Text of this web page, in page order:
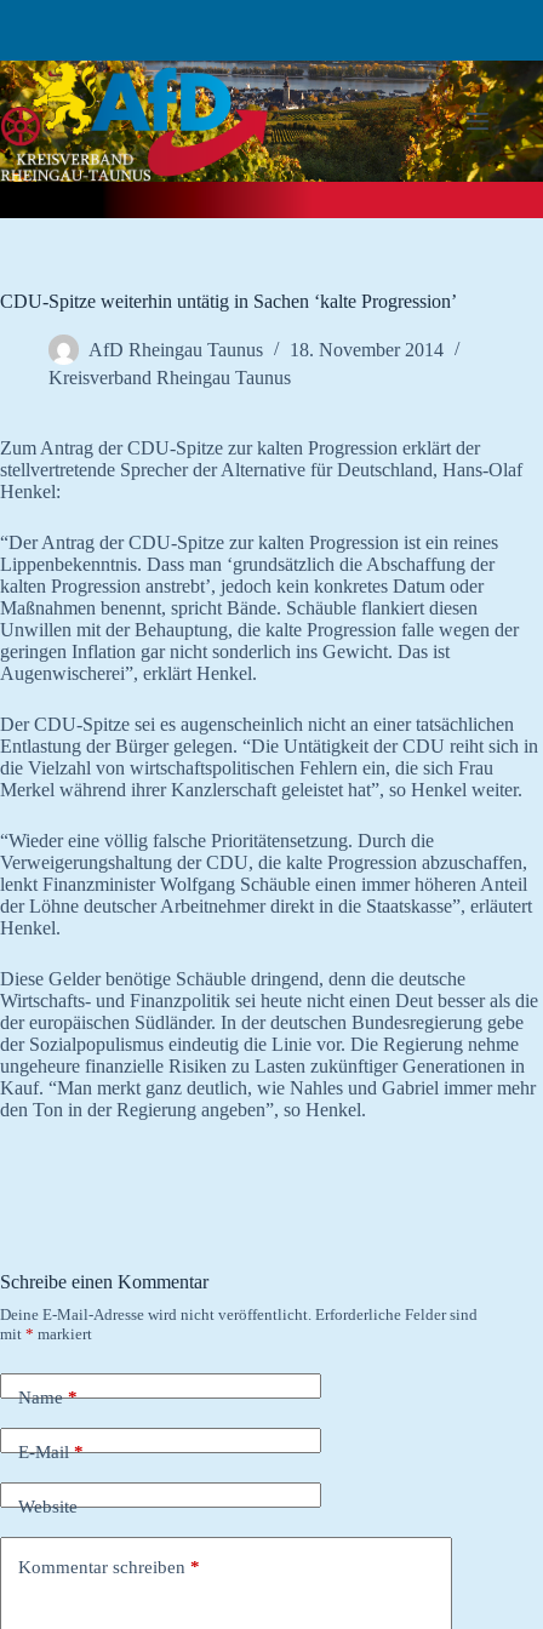
CDU-Spitze weiterhin untätig in Sachen ‘kalte Progression’
AfD Rheingau Taunus
18. November 2014
Kreisverband Rheingau Taunus
Zum Antrag der CDU-Spitze zur kalten Progression erklärt der
stellvertretende Sprecher der Alternative für Deutschland, Hans-Olaf
Henkel:
“Der Antrag der CDU-Spitze zur kalten Progression ist ein reines
Lippenbekenntnis. Dass man ‘grundsätzlich die Abschaffung der
kalten Progression anstrebt’, jedoch kein konkretes Datum oder
Maßnahmen benennt, spricht Bände. Schäuble flankiert diesen
Unwillen mit der Behauptung, die kalte Progression falle wegen der
geringen Inflation gar nicht sonderlich ins Gewicht. Das ist
Augenwischerei”, erklärt Henkel.
Der CDU-Spitze sei es augenscheinlich nicht an einer tatsächlichen
Entlastung der Bürger gelegen. “Die Untätigkeit der CDU reiht sich in
die Vielzahl von wirtschaftspolitischen Fehlern ein, die sich Frau
Merkel während ihrer Kanzlerschaft geleistet hat”, so Henkel weiter.
“Wieder eine völlig falsche Prioritätensetzung. Durch die
Verweigerungshaltung der CDU, die kalte Progression abzuschaffen,
lenkt Finanzminister Wolfgang Schäuble einen immer höheren Anteil
der Löhne deutscher Arbeitnehmer direkt in die Staatskasse”, erläutert
Henkel.
Diese Gelder benötige Schäuble dringend, denn die deutsche
Wirtschafts- und Finanzpolitik sei heute nicht einen Deut besser als die
der europäischen Südländer. In der deutschen Bundesregierung gebe
der Sozialpopulismus eindeutig die Linie vor. Die Regierung nehme
ungeheure finanzielle Risiken zu Lasten zukünftiger Generationen in
Kauf. “Man merkt ganz deutlich, wie Nahles und Gabriel immer mehr
den Ton in der Regierung angeben”, so Henkel.
Schreibe einen Kommentar
Deine E-Mail-Adresse wird nicht veröffentlicht. Erforderliche Felder sind
mit * markiert
Name*
E-Mail*
Website
Kommentar schreiben *